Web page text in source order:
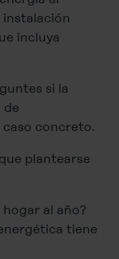
instalación
incluya
si la
de
caso concreto.
plantearse
al año?
tiene